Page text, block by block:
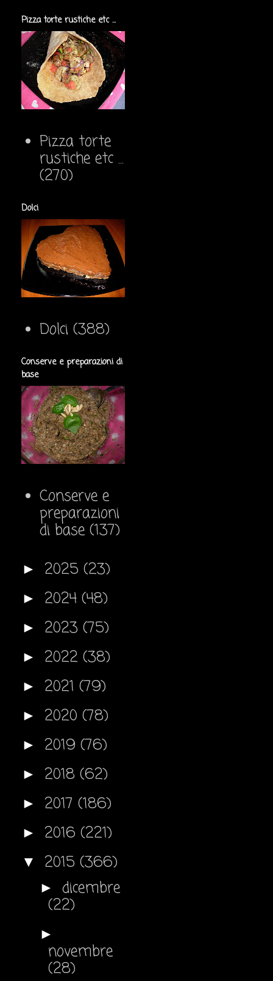
Pizza torte rustiche etc ...
Pizza torte
rustiche etc ...
(270)
Dolci
Dolci (388)
Conserve e preparazioni di
base
Conserve e
preparazioni
di base (137)
► 2025 (23)
► 2024 (48)
► 2023 (75)
► 2022 (38)
► 2021 (79)
► 2020 (78)
► 2019 (76)
► 2018 (62)
► 2017 (186)
► 2016 (221)
▼ 2015 (366)
► dicembre
(22)
►
novembre
(28)